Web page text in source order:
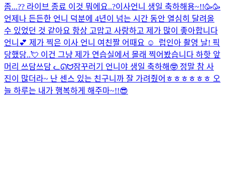
좀...?? 라이브 종료 이것 뭐에요..?이사언니 생일 축하해용~!!🥳🥳
언제나 든든한 언니 덕분에 4년이 넘는 시간 동안 열심히 달려올
수 있었던 것 같아요 항상 고맙고 사랑하고 제가 많이 좋아합니다
언니💕 제가 찍은 이사 언니 여친짤 어때요 ☺ ️ 럽인아 촬영 날! 픽
당했당..💘 이건 그냥 제가 연습실에서 몰래 찍어봤습니다 하핫 앞
머리 쓰담쓰담 ᓚᘏᗢ잠꾸러기 언니야 생일 축하해🤓 정말 참 사
진이 많더라~ 난 센스 있는 친구니까 잘 가려줬어ㅎㅎㅎㅎㅎㅎ 오
늘 하루는 내가 행복하게 해주마~!!😎